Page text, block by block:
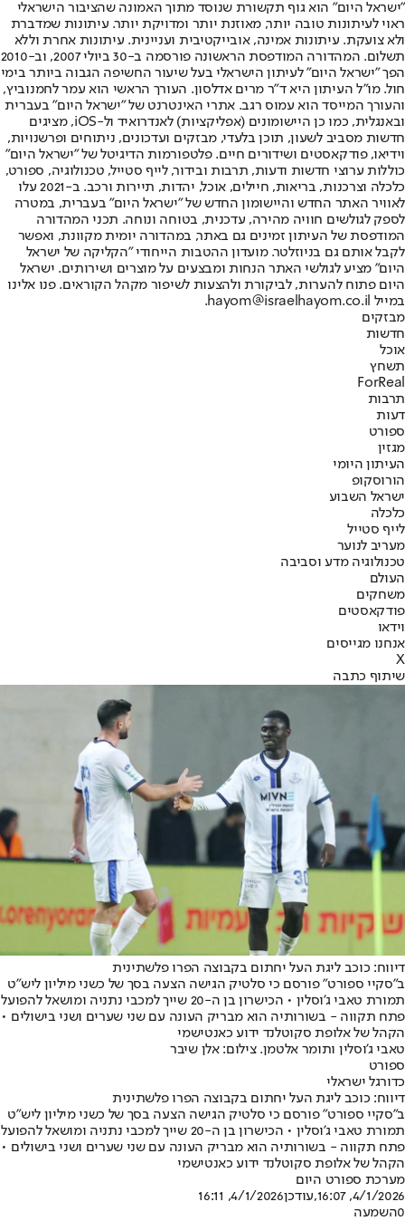
"ישראל היום" הוא גוף תקשורת שנוסד מתוך האמונה שהציבור הישראלי
ראוי לעיתונות טובה יותר, מאוזנת יותר ומדויקת יותר. עיתונות שמדברת
ולא צועקת. עיתונות אמינה, אובייקטיבית ועניינית. עיתונות אחרת וללא
תשלום. המהדורה המודפסת הראשונה פורסמה ב-30 ביולי 2007, וב-2010
הפך "ישראל היום" לעיתון הישראלי בעל שיעור החשיפה הגבוה ביותר בימי
חול. מו"ל העיתון היא ד"ר מרים אדלסון. העורך הראשי הוא עמר לחמנוביץ,
והעורך המייסד הוא עמוס רגב. אתרי האינטרנט של "ישראל היום" בעברית
ובאנגלית, כמו כן היישומונים (אפליקציות) לאנדרואיד ול-iOS, מציגים
חדשות מסביב לשעון, תוכן בלעדי, מבזקים ועדכונים, ניתוחים ופרשנויות,
וידיאו, פודקאסטים ושידורים חיים. פלטפורמות הדיגיטל של "ישראל היום"
כוללות ערוצי חדשות ודעות, תרבות ובידור, לייף סטייל, טכנולוגיה, ספורט,
כלכלה וצרכנות, בריאות, חיילים, אוכל, יהדות, תיירות ורכב. ב-2021 עלו
לאוויר האתר החדש והיישומון החדש של "ישראל היום" בעברית, במטרה
לספק לגולשים חוויה מהירה, עדכנית, בטוחה ונוחה. תכני המהדורה
המודפסת של העיתון זמינים גם באתר, במהדורה יומית מקוונת, ואפשר
לקבל אותם גם בניוזלטר. מועדון ההטבות הייחודי "הקליקה של ישראל
היום" מציע לגולשי האתר הנחות ומבצעים על מוצרים ושירותים. ישראל
היום פתוח להערות, לביקורת ולהצעות לשיפור מקהל הקוראים. פנו אלינו
במייל hayom@israelhayom.co.il.
מבזקים
חדשות
אוכל
תשחץ
ForReal
תרבות
דעות
ספורט
מגזין
העיתון היומי
הורוסקופ
ישראל השבוע
כלכלה
לייף סטייל
מעריב לנוער
טכנולוגיה מדע וסביבה
העולם
משחקים
פודקאסטים
וידאו
אנחנו מגייסים
X
שיתוף כתבה
דיווח: כוכב ליגת העל יחתום בקבוצה הפרו פלשתינית
ב"סקיי ספורט" פורסם כי סלטיק הגישה הצעה בסך של כשני מיליון ליש"ט
תמורת טאבי ג'וסלין • הכישרון בן ה-20 שייך למכבי נתניה ומושאל להפועל
פתח תקווה - בשורותיה הוא מבריק העונה עם שני שערים ושני בישולים •
הקהל של אלופת סקוטלנד ידוע כאנטישמי
טאבי ג'וסלין ותומר אלטמן. צילום: אלן שיבר
ספורט
כדורגל ישראלי
דיווח: כוכב ליגת העל יחתום בקבוצה הפרו פלשתינית
ב"סקיי ספורט" פורסם כי סלטיק הגישה הצעה בסך של כשני מיליון ליש"ט
תמורת טאבי ג'וסלין • הכישרון בן ה-20 שייך למכבי נתניה ומושאל להפועל
פתח תקווה - בשורותיה הוא מבריק העונה עם שני שערים ושני בישולים •
הקהל של אלופת סקוטלנד ידוע כאנטישמי
מערכת ספורט היום
4/1/2026, 16:07
,עודכן4/1/2026, 16:11
0השמעה